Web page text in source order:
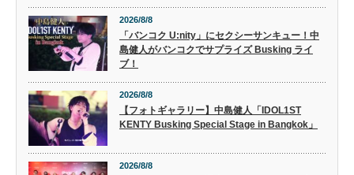
2026/8/8
「バンコク U:nity」にセクシーサンキュー！中
島健人がバンコクでサプライズ Busking ライ
ブ！
2026/8/8
【フォトギャラリー】中島健人「IDOL1ST
KENTY Busking Special Stage in Bangkok」
2026/8/8